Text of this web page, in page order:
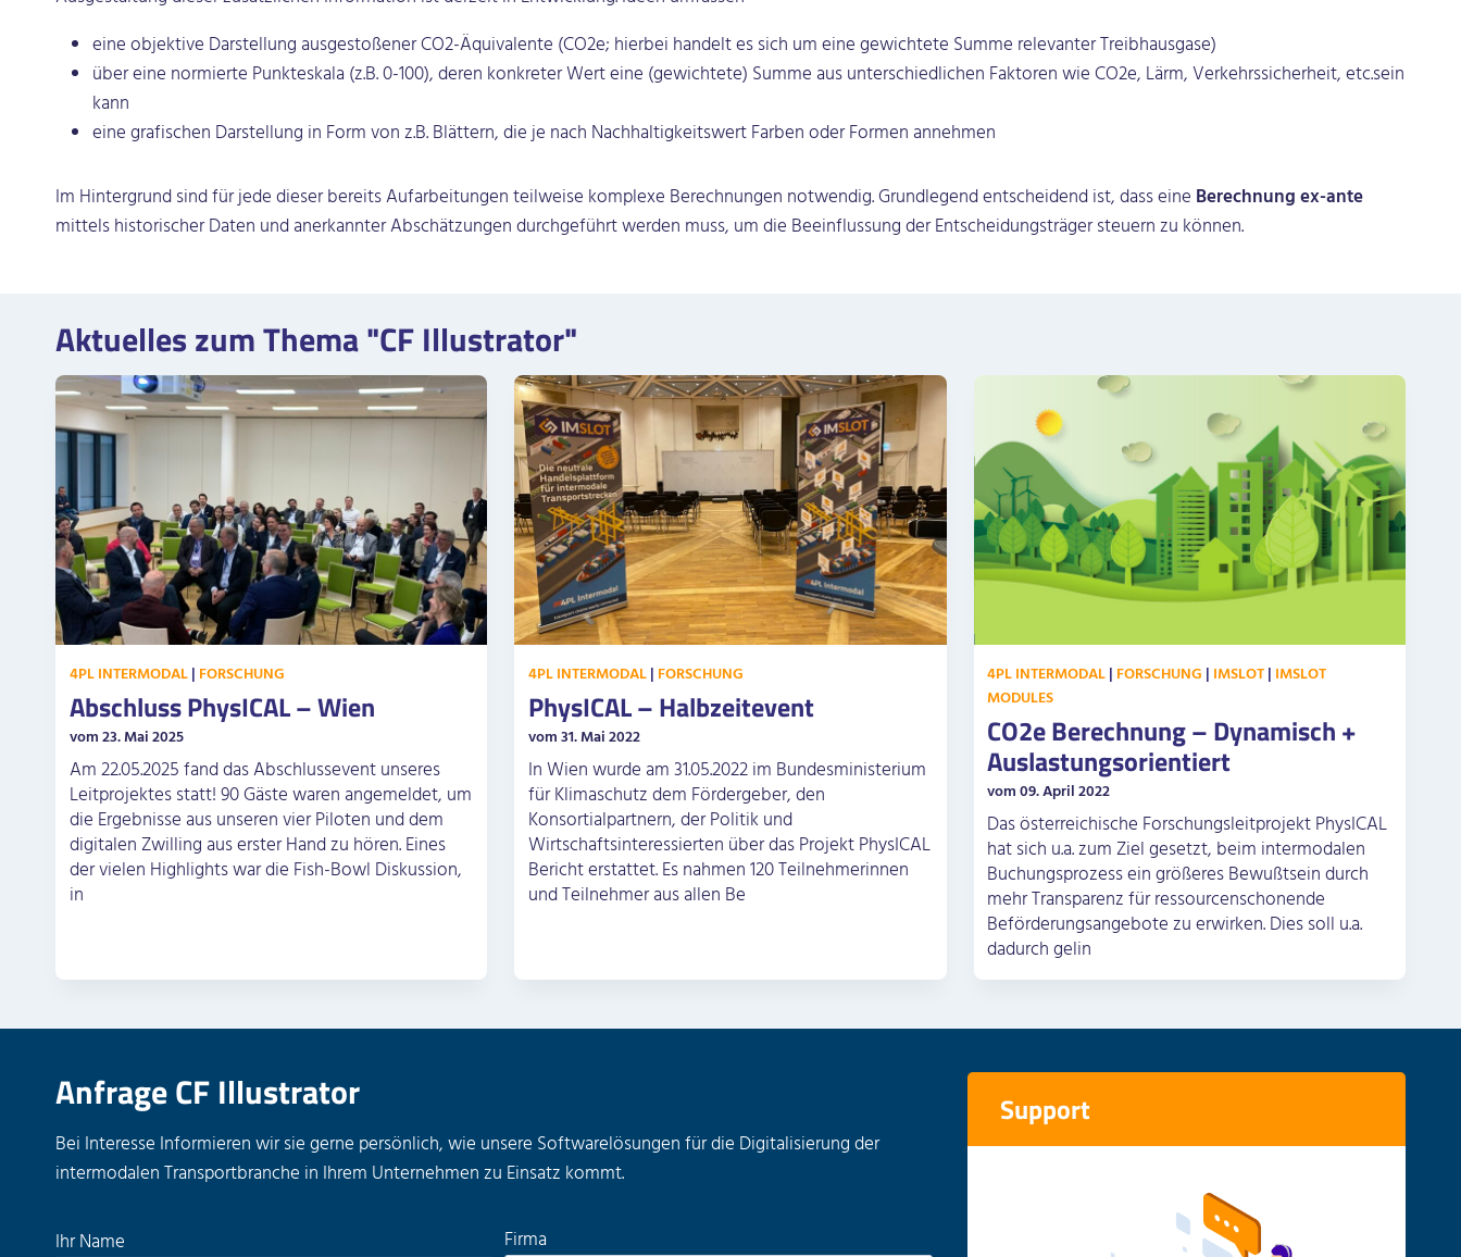
eine objektive Darstellung ausgestoßener CO2-Äquivalente (CO2e; hierbei handelt es sich um eine gewichtete Summe relevanter Treibhausgase)
über eine normierte Punkteskala (z.B. 0-100), deren konkreter Wert eine (gewichtete) Summe aus unterschiedlichen Faktoren wie CO2e, Lärm, Verkehrssicherheit, etc.sein
kann
eine grafischen Darstellung in Form von z.B. Blättern, die je nach Nachhaltigkeitswert Farben oder Formen annehmen
Im Hintergrund sind für jede dieser bereits Aufarbeitungen teilweise komplexe Berechnungen notwendig. Grundlegend entscheidend ist, dass eine Berechnung ex-ante
mittels historischer Daten und anerkannter Abschätzungen durchgeführt werden muss, um die Beeinflussung der Entscheidungsträger steuern zu können.
Aktuelles zum Thema "CF Illustrator"
4PL INTERMODAL| FORSCHUNG
Abschluss PhysICAL – Wien
vom 23. Mai 2025
Am 22.05.2025 fand das Abschlussevent unseres
Leitprojektes statt! 90 Gäste waren angemeldet, um
die Ergebnisse aus unseren vier Piloten und dem
digitalen Zwilling aus erster Hand zu hören. Eines
der vielen Highlights war die Fish-Bowl Diskussion,
in
4PL INTERMODAL| FORSCHUNG
PhysICAL – Halbzeitevent
vom 31. Mai 2022
In Wien wurde am 31.05.2022 im Bundesministerium
für Klimaschutz dem Fördergeber, den
Konsortialpartnern, der Politik und
Wirtschaftsinteressierten über das Projekt PhysICAL
Bericht erstattet. Es nahmen 120 Teilnehmerinnen
und Teilnehmer aus allen Be
4PL INTERMODAL| FORSCHUNG | IMSLOT| IMSLOT
MODULES
CO2e Berechnung – Dynamisch +
Auslastungsorientiert
vom 09. April 2022
Das österreichische Forschungsleitprojekt PhysICAL
hat sich u.a. zum Ziel gesetzt, beim intermodalen
Buchungsprozess ein größeres Bewußtsein durch
mehr Transparenz für ressourcenschonende
Beförderungsangebote zu erwirken. Dies soll u.a.
dadurch gelin
Anfrage CF Illustrator
Bei Interesse Informieren wir sie gerne persönlich, wie unsere Softwarelösungen für die Digitalisierung der
intermodalen Transportbranche in Ihrem Unternehmen zu Einsatz kommt.
B
Ihr Name Firma
Support